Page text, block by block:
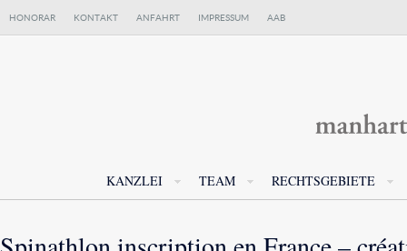
HONORAR KONTAKT ANFAHRT IMPRESSUM AAB
KANZLEI TEAM RECHTSGEBIETE